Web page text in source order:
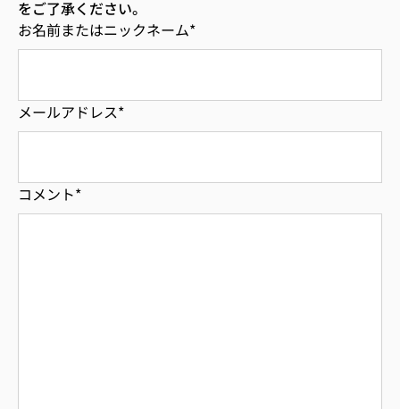
をご了承ください。
お名前またはニックネーム*
メールアドレス*
コメント*